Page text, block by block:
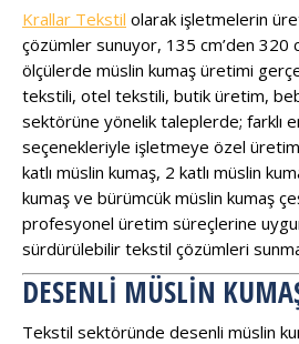
Krallar Tekstil olarak işletmelerin
çözümler sunuyor, 135 cm’den 320
ölçülerde müslin kumaş üretimi
tekstili, otel tekstili, butik üretim,
sektörüne yönelik taleplerde; farklı
seçenekleriyle işletmeye özel
katlı müslin kumaş, 2 katlı müslin
kumaş ve bürümcük müslin kumaş
profesyonel üretim süreçlerine
sürdürülebilir tekstil çözümleri
DESENLI MÜSLIN
Tekstil sektöründe desenli müslin